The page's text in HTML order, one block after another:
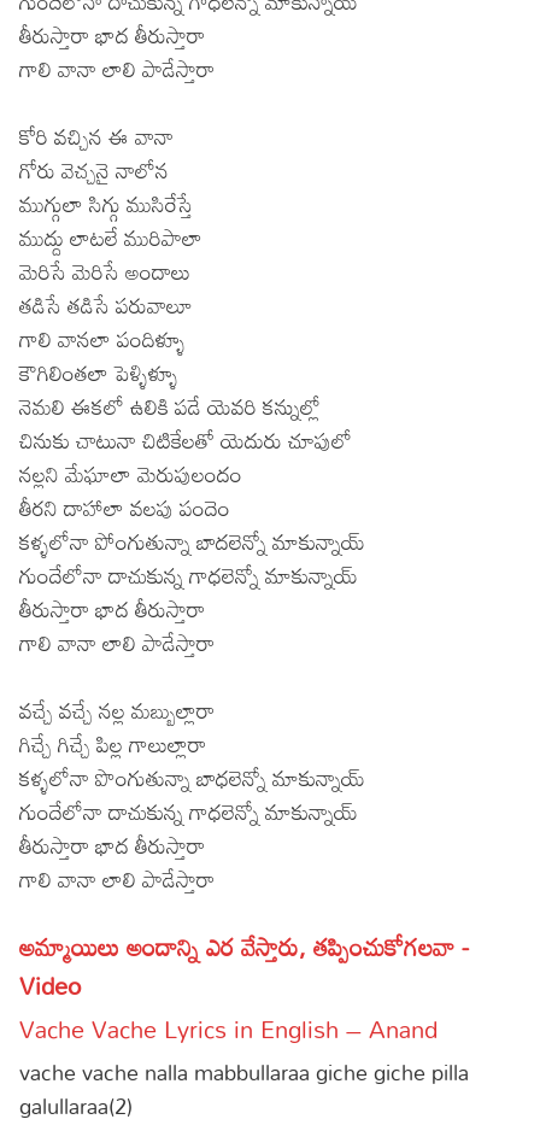
తీరుస్తారా భాద తీరుస్తారా
గాలి వానా లాలి పాడేస్తారా
కోరి వచ్చిన ఈ వానా
గోరు వెచ్చనై నాలోన
ముగ్గులా సిగ్గు ముసిరేస్తే
ముద్దు లాటలే మురిపాలా
మెరిసే మెరిసే అందాలు
తడిసే తడిసే పరువాలూ
గాలి వానలా పందిళ్ళూ
కౌగిలింతలా పెళ్ళిళ్ళూ
నెమలి ఈకలో ఉలికి పడే యెవరి కన్నుల్లో
చినుకు చాటునా చిటికేలతో యెదురు చూపులో
నల్లని మేఘాలా మెరుపులందం
తీరని దాహాలా వలపు పందెం
కళ్ళలోనా పోంగుతున్నా బాదలెన్నో మాకున్నాయ్
గుందేలోనా దాచుకున్న గాధలెన్నో మాకున్నాయ్
తీరుస్తారా భాద తీరుస్తారా
గాలి వానా లాలి పాడేస్తారా
వచ్చే వచ్చే నల్ల మబ్బుల్లారా
గిచ్చే గిచ్చే పిల్ల గాలుల్లారా
కళ్ళలోనా పొంగుతున్నా బాధలెన్నో మాకున్నాయ్
గుందేలోనా దాచుకున్న గాధలెన్నో మాకున్నాయ్
తీరుస్తారా భాద తీరుస్తారా
గాలి వానా లాలి పాడేస్తారా
అమ్మాయిలు అందాన్ని ఎర వేస్తారు, తప్పించుకోగలవా -
Video
Vache Vache Lyrics in English – Anand
vache vache nalla mabbullaraa giche giche pilla
galullaraa(2)